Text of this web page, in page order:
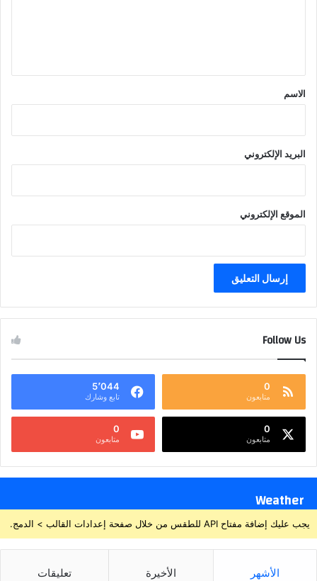
*
الاسم
البريد الإلكتروني
الموقع الإلكتروني
Follow Us
0
متابعون
5٬044
تابع وشارك
0
متابعون
0
متابعون
Weather
يجب عليك إضافة مفتاح API للطقس من خلال صفحة إعدادات القالب > الدمج.
الأشهر الأخيرة تعليقات